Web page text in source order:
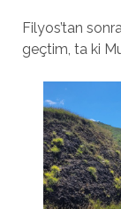
Filyos’tan
geçtim, ta ki